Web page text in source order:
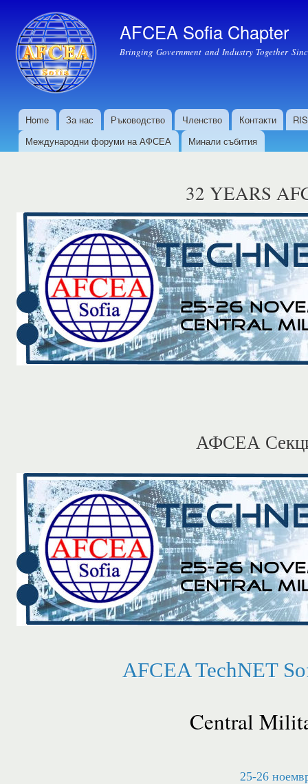
AFCEA Sofia Chapter
Bringing Government and Industry Together
Основно меню
Home За нас Ръководство Членство Контакти
Международни форуми на АФСЕА
Минали събития
32 YEARS
АФСЕА
AFCEA TechNET
Central
25-26